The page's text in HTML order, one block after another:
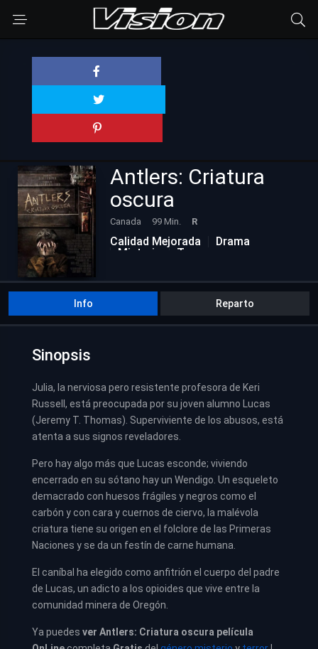
Antlers: Criatura
oscura
Canada 99 Min. R
Calidad Mejorada
Drama
Misterio
Terror
Info Reparto
Sinopsis
Julia, la nerviosa pero resistente profesora de Keri
Russell, está preocupada por su joven alumno Lucas
(Jeremy T. Thomas). Superviviente de los abusos, está
atenta a sus signos reveladores.
Pero hay algo más que Lucas esconde; viviendo
encerrado en su sótano hay un Wendigo. Un esqueleto
demacrado con huesos frágiles y negros como el
carbón y con cara y cuernos de ciervo, la malévola
criatura tiene su origen en el folclore de las Primeras
Naciones y se da un festín de carne humana.
El caníbal ha elegido como anfitrión el cuerpo del padre
de Lucas, un adicto a los opioides que vive entre la
comunidad minera de Oregón.
Ya puedes ver Antlers: Criatura oscura película